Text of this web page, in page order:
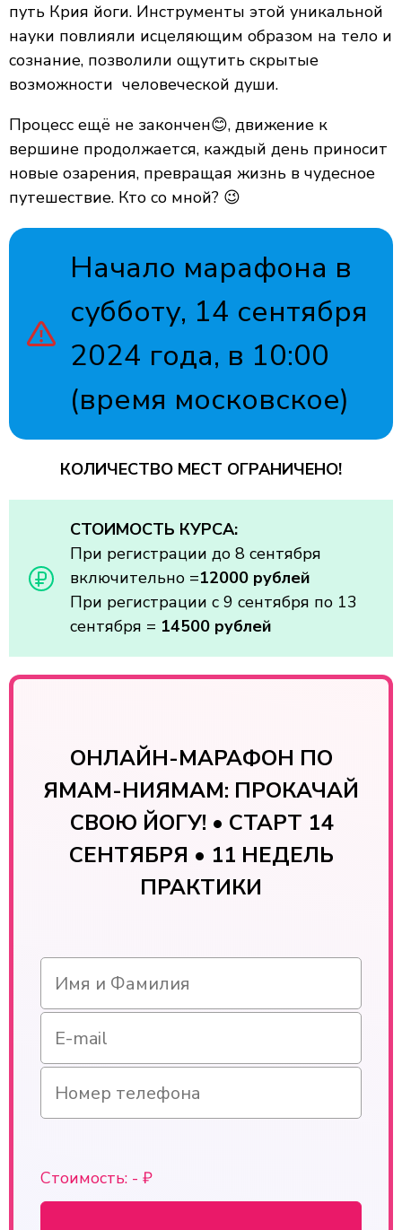
путь Крия йоги. Инструменты этой уникальной
науки повлияли исцеляющим образом на тело и
сознание, позволили ощутить скрытые
возможности человеческой души.
Процесс ещё не закончен😊, движение к
вершине продолжается, каждый день приносит
новые озарения, превращая жизнь в чудесное
путешествие. Кто со мной? 😉
Начало марафона в
субботу, 14 сентября
2024 года, в 10:00
(время московское)
КОЛИЧЕСТВО МЕСТ ОГРАНИЧЕНО!
СТОИМОСТЬ КУРСА:
При регистрации до 8 сентября
включительно =12000 рублей
При регистрации с 9 сентября по 13
сентября = 14500 рублей
ОНЛАЙН-МАРАФОН ПО
ЯМАМ-НИЯМАМ: ПРОКАЧАЙ
СВОЮ ЙОГУ! • СТАРТ 14
СЕНТЯБРЯ • 11 НЕДЕЛЬ
ПРАКТИКИ
Стоимость: - ₽